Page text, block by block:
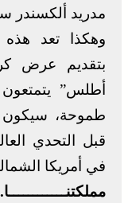
مدريد ألكسندر
وهكذا تعد هذه
بتقديم عرض
أطلس” يتمتعون
طموحة، سيكون
قبل التحدي
في أمريكا